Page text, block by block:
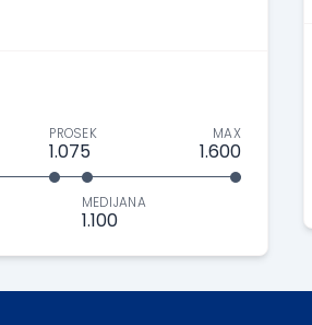
MEDIJANA
1.100
PROSEK
1.075
MAX
1.600